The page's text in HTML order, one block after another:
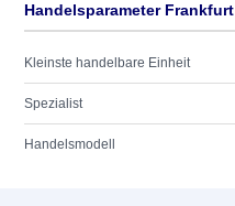
Handelsparameter Frankfurt
Kleinste handelbare Einheit
Spezialist
Handelsmodell